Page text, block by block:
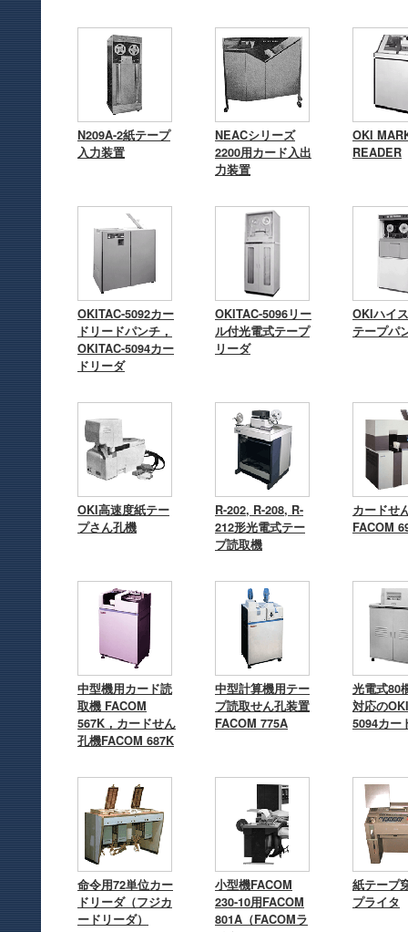
N209A-2紙テープ
入力装置
NEACシリーズ
2200用カード入出
力装置
OKI
READER
OKITAC-5092カー
ドリードパンチ，
OKITAC-5094カー
ドリーダ
OKITAC-5096リー
ル付光電式テープ
リーダ
OKIハイ
テープパ
OKI高速度紙テー
プさん孔機
R-202, R-208, R-
212形光電式テー
プ読取機
カードせ
FACOM
中型機用カード読
取機 FACOM
567K，カードせん
孔機FACOM 687K
中型計算機用テー
プ読取せん孔装置
FACOM 775A
光電式80
対応の
5094カー
命令用72単位カー
ドリーダ（フジカ
ードリーダ）
小型機FACOM
230-10用FACOM
801A（FACOMラ
紙テープ
プライタ